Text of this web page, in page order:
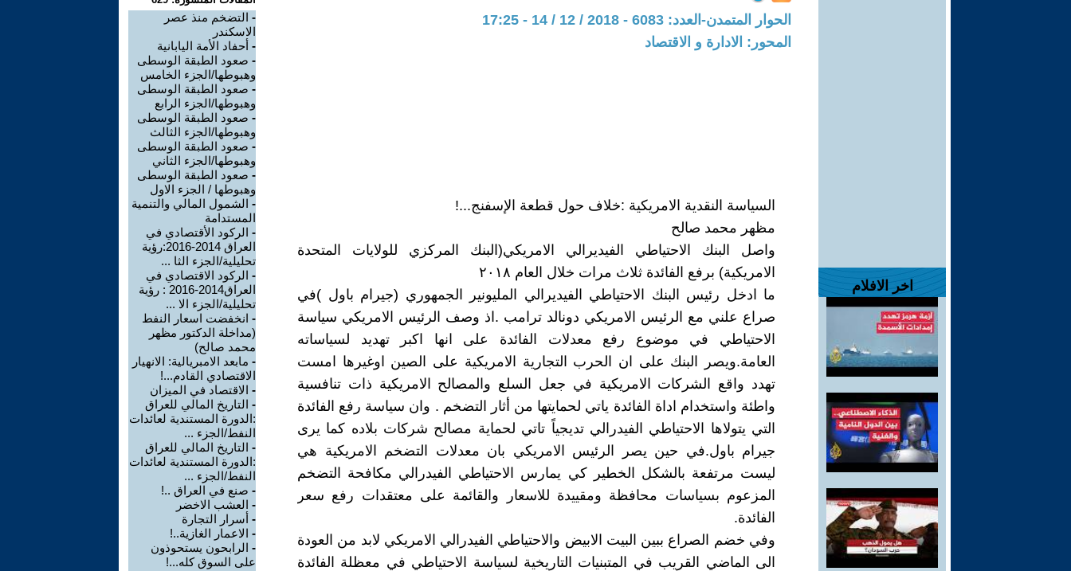
اخر الافلام
الحوار المتمدن-العدد: 6083 - 2018 / 12 / 14 - 17:25
المحور: الادارة و الاقتصاد
السياسة النقدية الامريكية :خلاف حول قطعة الإسفنج...!
مظهر محمد صالح
واصل البنك الاحتياطي الفيديرالي الامريكي(البنك المركزي للولايات المتحدة
الامريكية) برفع الفائدة ثلاث مرات خلال العام ٢٠١٨
ما ادخل رئيس البنك الاحتياطي الفيديرالي المليونير الجمهوري (جيرام باول )في
صراع علني مع الرئيس الامريكي دونالد ترامب .اذ وصف الرئيس الامريكي سياسة
الاحتياطي في موضوع رفع معدلات الفائدة على انها اكبر تهديد لسياساته
العامة.ويصر البنك على ان الحرب التجارية الامريكية على الصين اوغيرها امست
تهدد واقع الشركات الامريكية في جعل السلع والمصالح الامريكية ذات تنافسية
واطئة واستخدام اداة الفائدة ياتي لحمايتها من أثار التضخم . وان سياسة رفع الفائدة
التي يتولاها الاحتياطي الفيدرالي تديجياً تاتي لحماية مصالح شركات بلاده كما يرى
جيرام باول.في حين يصر الرئيس الامريكي بان معدلات التضخم الامريكية هي
ليست مرتفعة بالشكل الخطير كي يمارس الاحتياطي الفيدرالي مكافحة التضخم
المزعوم بسياسات محافظة ومقييدة للاسعار والقائمة على معتقدات رفع سعر
الفائدة.
وفي خضم الصراع ببين البيت الابيض والاحتياطي الفيدرالي الامريكي لابد من العودة
الى الماضي القريب في المتبنيات التاريخية لسياسة الاحتياطي في معظلة الفائدة
- التضخم منذ عصر
الاسكندر
- أحفاد الأمة اليابانية
- صعود الطبقة الوسطى
وهبوطها/الجزء الخامس
- صعود الطبقة الوسطى
وهبوطها/الجزء الرابع
- صعود الطبقة الوسطى
وهبوطها/الجزء الثالث
- صعود الطبقة الوسطى
وهبوطها/الجزء الثاني
- صعود الطبقة الوسطى
وهبوطها / الجزء الاول
- الشمول المالي والتنمية
المستدامة
- الركود الأقتصادي في
العراق 2014-2016:رؤية
تحليلية/الجزء الثا ...
- الركود الاقتصادي في
العراق2014-2016 : رؤية
تحليلية/الجزء الا ...
- انخفضت اسعار النفط
(مداخلة الدكتور مظهر
محمد صالح)
- مابعد الامبريالية: الانهيار
الاقتصادي القادم...!
- الاقتصاد في الميزان
- التاريخ المالي للعراق
:الدورة المستندية لعائدات
النفط/الجزء ...
- التاريخ المالي للعراق
:الدورة المستندية لعائدات
النفط/الجزء ...
- صنع في العراق ..!
- العشب الاخضر
- أسرار التجارة
- الاعمار الغازية..!
- الرابحون يستحوذون
على السوق كله...!